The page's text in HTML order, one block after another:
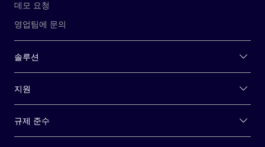
데모 요청
영업팀에 문의
솔루션
지원
규제 준수